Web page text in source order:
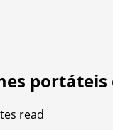
portáteis
read